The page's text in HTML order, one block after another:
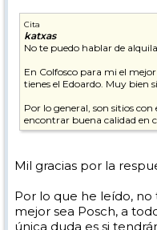
Cita
katxas
No te puedo hablar de
En Colfosco para mi el
tienes el Edoardo. Muy bien
Por lo general, son sitios
encontrar buena calidad en
Mil gracias por la
Por lo que he leído,
mejor sea Posch, a
única duda es si